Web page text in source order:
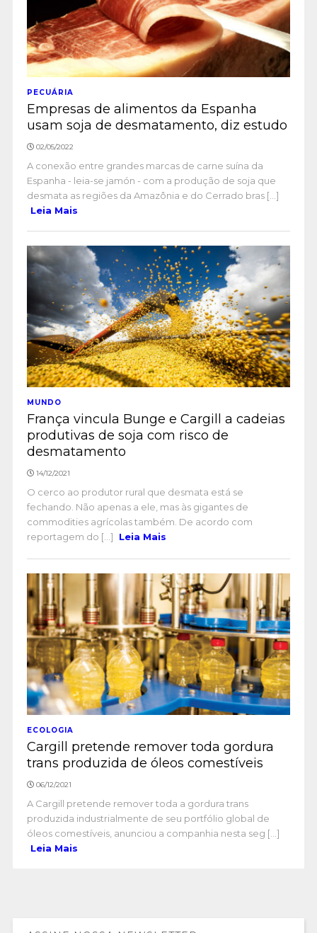
PECUÁRIA
Empresas de alimentos da Espanha
usam soja de desmatamento, diz estudo
02/05/2022
A conexão entre grandes marcas de carne suína da
Espanha - leia-se jamón - com a produção de soja que
desmata as regiões da Amazônia e do Cerrado bras [...]
Leia Mais
MUNDO
França vincula Bunge e Cargill a cadeias
produtivas de soja com risco de
desmatamento
14/12/2021
O cerco ao produtor rural que desmata está se
fechando. Não apenas a ele, mas às gigantes de
commodities agrícolas também. De acordo com
reportagem do [...]
Leia Mais
ECOLOGIA
Cargill pretende remover toda gordura
trans produzida de óleos comestíveis
06/12/2021
A Cargill pretende remover toda a gordura trans
produzida industrialmente de seu portfólio global de
óleos comestíveis, anunciou a companhia nesta seg [...]
Leia Mais